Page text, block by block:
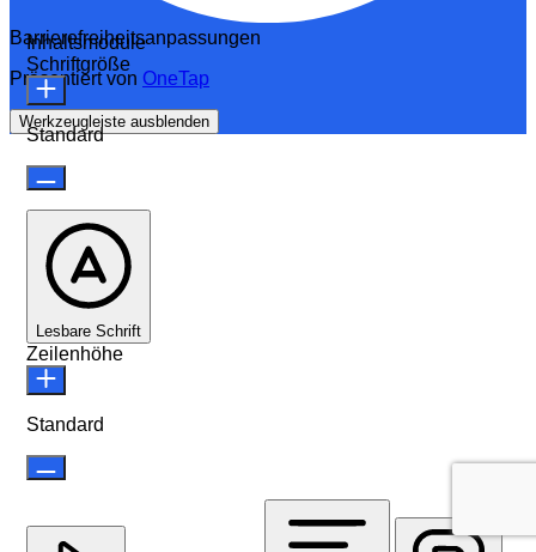
Barrierefreiheitsanpassungen
Präsentiert von OneTap
Werkzeugleiste ausblenden
Inhaltsmodule
Schriftgröße
Standard
Lesbare Schrift
Zeilenhöhe
Standard